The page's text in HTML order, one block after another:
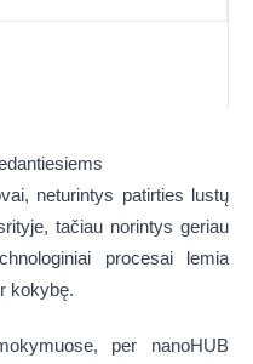
neturintys patirties lustų
tačiau norintys geriau
procesai lemia
kokybę.
per nanoHUB